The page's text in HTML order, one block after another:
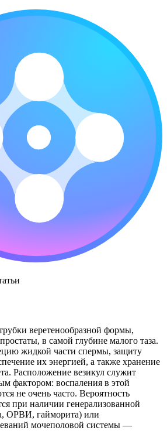
веретенообразной формы,
в самой глубине малого таза.
жидкой части спермы, защиту
их энергией, а также хранение
Расположение везикул служит
фактором: воспаления в этой
не очень часто. Вероятность
при наличии генерализованной
ОРВИ, гайморита) или
мочеполовой системы —